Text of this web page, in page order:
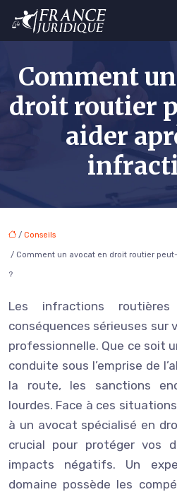
Comment
droit routier
aider
/ Conseils
/ Comment un avocat en droit routier
?
Les infractions
conséquences sérieuses sur
professionnelle. Que ce soit
conduite sous l’emprise de
la route, les sanctions
lourdes. Face à ces
à un avocat spécialisé en
crucial pour protéger vos
impacts négatifs. Un
domaine possède les